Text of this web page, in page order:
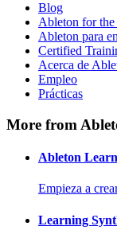
Blog
Ableton for the
Ableton para
Certified
Acerca de
Empleo
Prácticas
More from
Ableton Learn
Empieza a
Learning